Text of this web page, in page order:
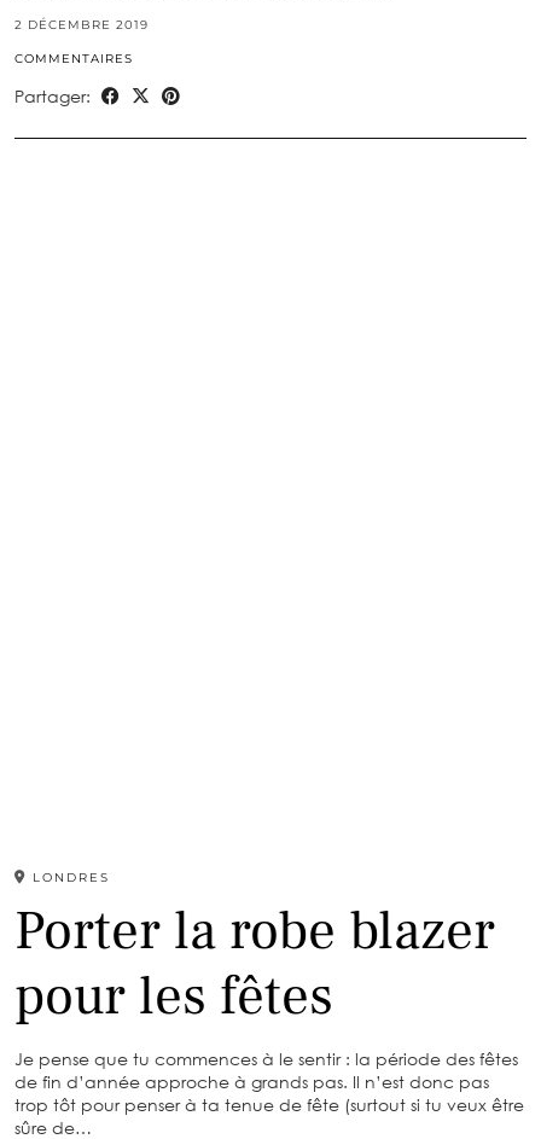
2 DÉCEMBRE 2019
COMMENTAIRES
Partager:
LONDRES
Porter la robe blazer
pour les fêtes
Je pense que tu commences à le sentir : la période des fêtes
de fin d’année approche à grands pas. Il n’est donc pas
trop tôt pour penser à ta tenue de fête (surtout si tu veux être
sûre de…